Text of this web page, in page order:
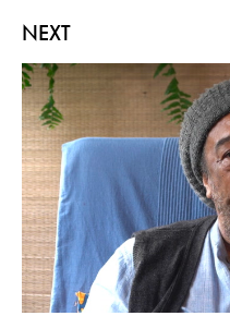
NEXT